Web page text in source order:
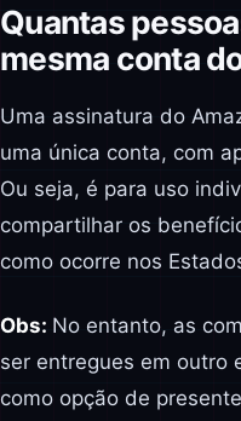
Quantas
mesma conta
Uma assinatura do
uma única conta, com
Ou seja, é para uso
compartilhar os
como ocorre nos
Obs: No entanto, as
ser entregues em outro
como opção de